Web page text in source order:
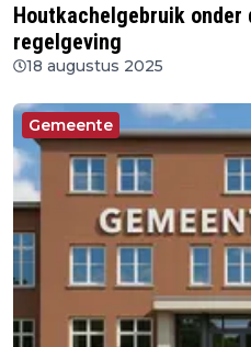
Houtkachelgebruik
regelgeving
18 augustus 2025
Gemeente